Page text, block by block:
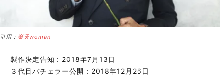
引用： 楽天woman
製作決定告知：2018年7月13日
３代目バチェラー公開：2018年12月26日